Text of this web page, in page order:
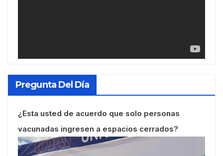
Pregunta Del Día
¿Esta usted de acuerdo que solo personas
vacunadas ingresen a espacios cerrados?